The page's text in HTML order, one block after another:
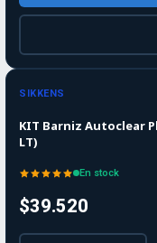
SIKKENS
KIT Barniz Autoclear
LT)
En stock
$39.520